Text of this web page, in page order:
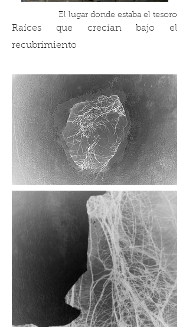
El lugar donde estaba el tesoro
Raíces que crecían bajo el
recubrimiento